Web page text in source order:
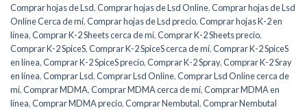
Comprar hojas de Lsd,Comprar hojas de Lsd Online,Comprar hojas de Lsd
Online Cerca de mí,Comprar hojas de Lsd precio,Comprar hojas K-2 en
línea,Comprar K-2 Sheets cerca de mí,Comprar K-2 Sheets precio,
Comprar K-2 SpiceS,Comprar K-2 SpiceS cerca de mí,Comprar K-2 SpiceS
en línea,Comprar K-2 SpiceS precio,Comprar K-2 Spray,Comprar K-2 Sray
en línea,Comprar Lsd,Comprar Lsd Online,Comprar Lsd Online cerca de
mí,Comprar MDMA,Comprar MDMA cerca de mí,Comprar MDMA en
línea,Comprar MDMA precio,Comprar Nembutal,Comprar Nembutal